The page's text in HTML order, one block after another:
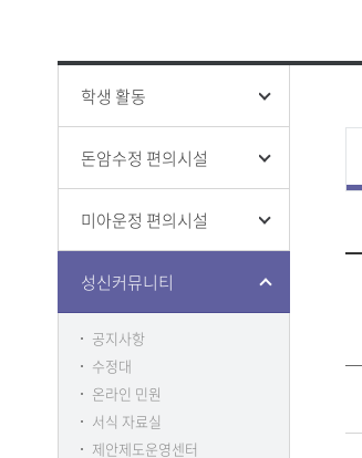
학생 활동
돈암수정 편의시설
미아운정 편의시설
성신커뮤니티
공지사항
수정대
온라인 민원
서식 자료실
제안제도운영센터